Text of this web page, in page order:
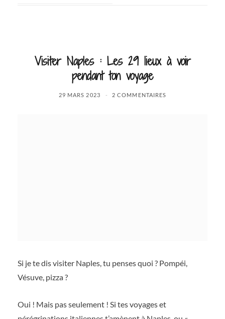
Visiter Naples : Les 29 lieux à voir
pendant ton voyage
29 MARS 2023 2 COMMENTAIRES
Si je te dis visiter Naples, tu penses quoi ? Pompéi,
Vésuve, pizza ?
Oui ! Mais pas seulement ! Si tes voyages et